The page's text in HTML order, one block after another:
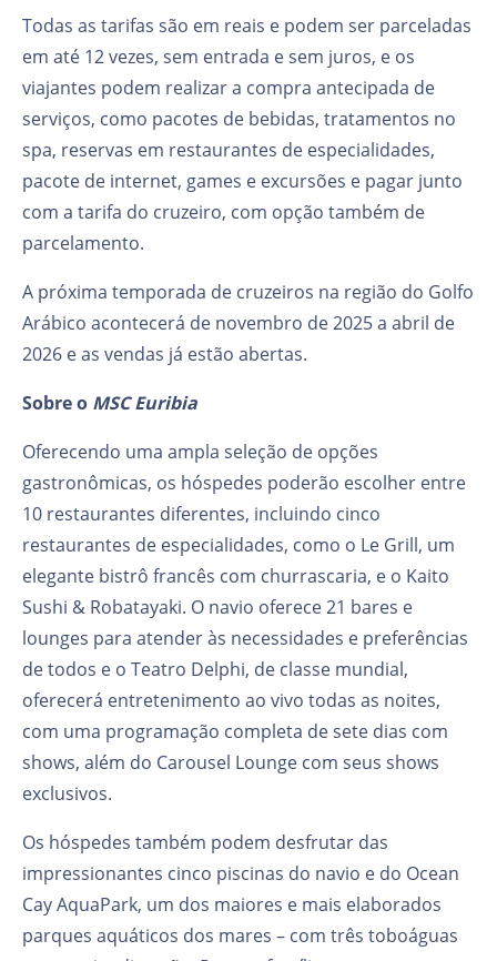
Todas as tarifas são em reais e podem ser parceladas
em até 12 vezes, sem entrada e sem juros, e os
viajantes podem realizar a compra antecipada de
serviços, como pacotes de bebidas, tratamentos no
spa, reservas em restaurantes de especialidades,
pacote de internet, games e excursões e pagar junto
com a tarifa do cruzeiro, com opção também de
parcelamento.
A próxima temporada de cruzeiros na região do Golfo
Arábico acontecerá de novembro de 2025 a abril de
2026 e as vendas já estão abertas.
Sobre o MSC Euribia
Oferecendo uma ampla seleção de opções
gastronômicas, os hóspedes poderão escolher entre
10 restaurantes diferentes, incluindo cinco
restaurantes de especialidades, como o Le Grill, um
elegante bistrô francês com churrascaria, e o Kaito
Sushi & Robatayaki. O navio oferece 21 bares e
lounges para atender às necessidades e preferências
de todos e o Teatro Delphi, de classe mundial,
oferecerá entretenimento ao vivo todas as noites,
com uma programação completa de sete dias com
shows, além do Carousel Lounge com seus shows
exclusivos.
Os hóspedes também podem desfrutar das
impressionantes cinco piscinas do navio e do Ocean
Cay AquaPark, um dos maiores e mais elaborados
parques aquáticos dos mares – com três toboáguas